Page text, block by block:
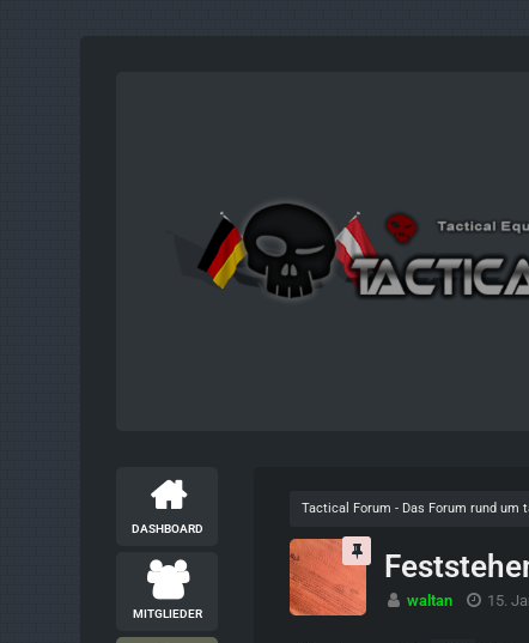
DASHBOARD
MITGLIEDER
Tactical Forum - Das Forum rund um
waltan 15.